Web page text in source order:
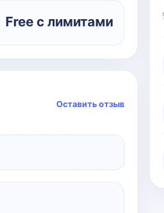
Free с лимитами
Оставить отзыв